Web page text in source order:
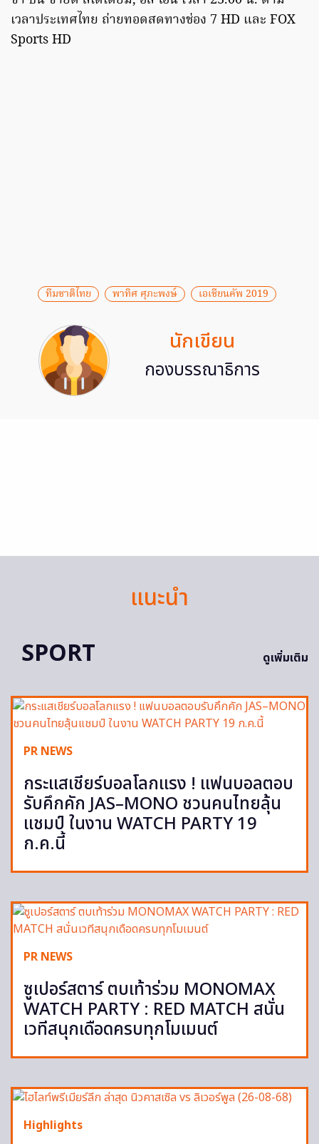
เวลาประเทศไทย ถ่ายทอดสดทางช่อง 7 HD และ FOX
Sports HD
ทีมชาติไทย พาทิศ ศุภะพงษ์ เอเชียนคัพ 2019
นักเขียน
กองบรรณาธิการ
แนะนำ
SPORT
ดูเพิ่มเติม
PR NEWS
กระแสเชียร์บอลโลกแรง ! แฟนบอลตอบ
รับคึกคัก JAS–MONO ชวนคนไทยลุ้น
แชมป์ ในงาน WATCH PARTY 19
ก.ค.นี้
PR NEWS
ซูเปอร์สตาร์ ตบเท้าร่วม MONOMAX
WATCH PARTY : RED MATCH สนั่น
เวทีสนุกเดือดครบทุกโมเมนต์
Highlights